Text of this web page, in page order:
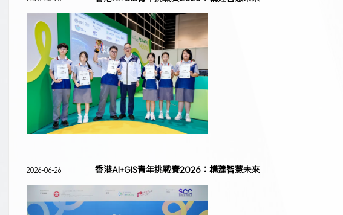
2026-06-26 香港AI+GIS青年挑戰賽2026：構建智慧未來